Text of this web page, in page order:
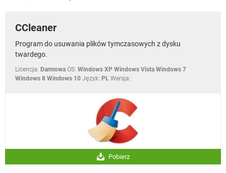
CCleaner
Program do usuwania plików tymczasowych z dysku
twardego.
Licencja: Darmowa OS: Windows XP Windows Vista Windows 7
Windows 8 Windows 10 Język: PL Wersja:
Pobierz